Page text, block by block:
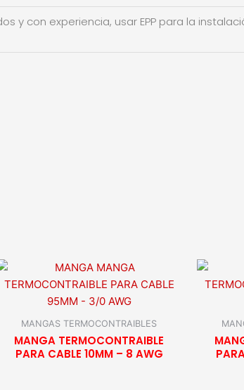
y con experiencia, usar EPP para la
MANGAS TERMOCONTRAIBLES
MANGA TERMOCONTRAIBLE
PARA CABLE 10MM – 8 AWG